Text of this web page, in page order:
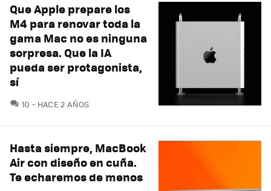
Que Apple prepare los
M4 para renovar toda la
gama Mac no es ninguna
sorpresa. Que la IA
pueda ser protagonista,
sí
10 COMENTARIOS
HACE 2 AÑOS
Hasta siempre, MacBook
Air con diseño en cuña.
Te echaremos de menos